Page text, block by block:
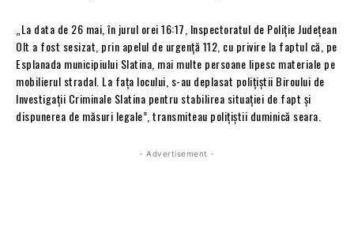
„La data de 26 mai, în jurul orei 16:17, Inspectoratul de Poliție Județean
Olt a fost sesizat, prin apelul de urgență 112, cu privire la faptul că, pe
Esplanada municipiului Slatina, mai multe persoane lipesc materiale pe
mobilierul stradal. La fața locului, s-au deplasat polițiștii Biroului de
Investigații Criminale Slatina pentru stabilirea situației de fapt și
dispunerea de măsuri legale”, transmiteau polițiștii duminică seara.
- Advertisement -